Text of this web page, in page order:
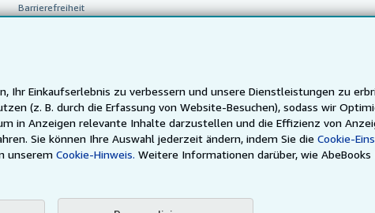
Ihr Einkaufserlebnis zu verbessern und unsere Dienstleistungen zu
(z. B. durch die Erfassung von Website-Besuchen), sodass wir
in Anzeigen relevante Inhalte darzustellen und die Effizienz von
Sie können Ihre Auswahl jederzeit ändern, indem Sie dieCookie-
unserem Cookie-Hinweis. Weitere Informationen darüber, wie
Barrierefreiheit
AbeBooks.it AbeBooks Aus/NZ AbeBooks.ca IberLibro.com